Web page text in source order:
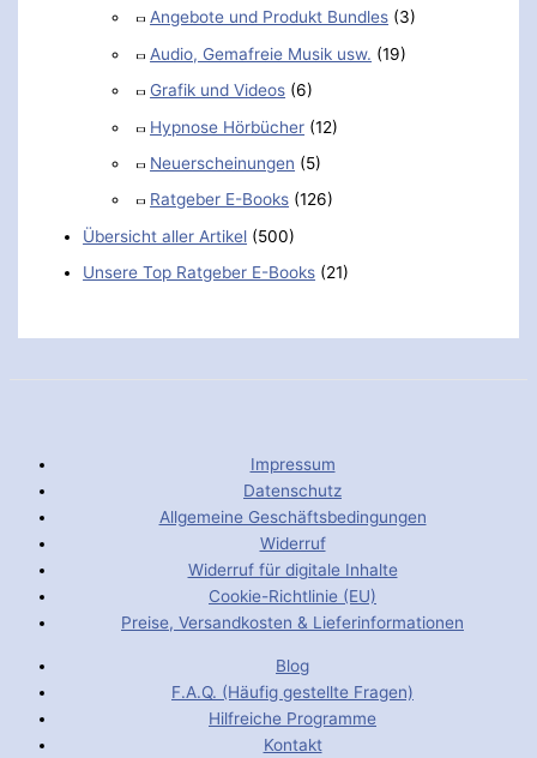
Angebote und Produkt Bundles (3)
Audio, Gemafreie Musik usw. (19)
Grafik und Videos (6)
Hypnose Hörbücher (12)
Neuerscheinungen (5)
Ratgeber E-Books (126)
Übersicht aller Artikel (500)
Unsere Top Ratgeber E-Books (21)
Impressum
Datenschutz
Allgemeine Geschäftsbedingungen
Widerruf
Widerruf für digitale Inhalte
Cookie-Richtlinie (EU)
Preise, Versandkosten & Lieferinformationen
Blog
F.A.Q. (Häufig gestellte Fragen)
Hilfreiche Programme
Kontakt